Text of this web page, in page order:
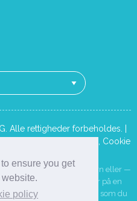
ensure you get
policy
Alle rettigheder forbeholdes. |
Cookie
dit eget mindreårige barn eller —
— en medarbejder på en
det kun på enheder, som du